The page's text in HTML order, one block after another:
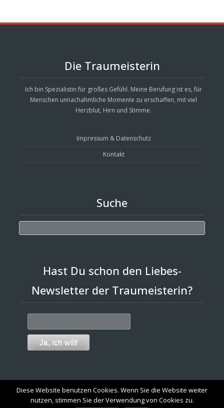
Die Traumeisterin
Ich bin Spezialistin für großes Gefühl. Meine Berufung ist es, für
Menschen unnachahmliche Momente zu erschaffen, mit viel
Herzblut, Hirn und Stimme.
Impressum & Datenschutz
Kontakt
Suche
Hast Du schon den Liebes-
Newsletter der Traumeisterin?
Brasserie WordPress Restaurant ThemePowered By WordPress
Diese Website benutzen Cookies. Wenn Sie die Website weiter
nutzen, stimmen Sie der Verwendung von Cookies zu.